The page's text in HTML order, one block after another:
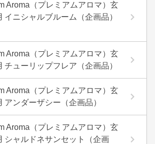
Aroma（プレミアムアロマ）玄
イニシャルブルーム（企画品）
Aroma（プレミアムアロマ）玄
チューリップフレア（企画品）
Aroma（プレミアムアロマ）玄
アンダーザシー（企画品）
Aroma（プレミアムアロマ）玄
シャルドネサンセット（企画